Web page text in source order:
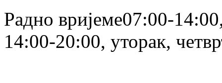
Радно вријеме07:00-
14:00-20:00, уторак,